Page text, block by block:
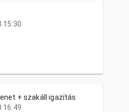
15:30
+ szakáll igazítás
16:49